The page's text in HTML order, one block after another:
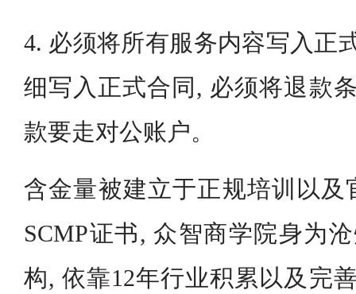
4. 必须将所有服务内容写入正
细写入正式合同, 必须将退款
款要走对公账户。
含金量被建立于正规培训以及
SCMP证书, 众智商学院身为
构, 依靠12年行业积累以及完